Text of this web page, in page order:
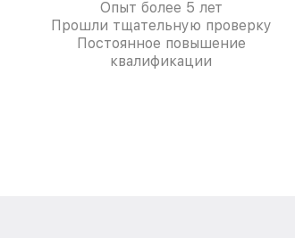
Опыт более 5 лет
Прошли тщательную проверку
Постоянное повышение
квалификации